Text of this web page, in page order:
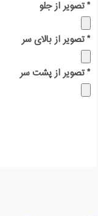
*تصویر از جلو
*تصویر از بالای سر
*تصویر از پشت سر